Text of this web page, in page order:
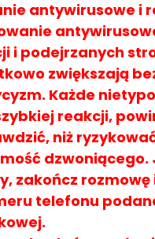
antywirusowe i
i podejrzanych
zwiększają
Każde
reakcji,
niż
zakończ
telefonu